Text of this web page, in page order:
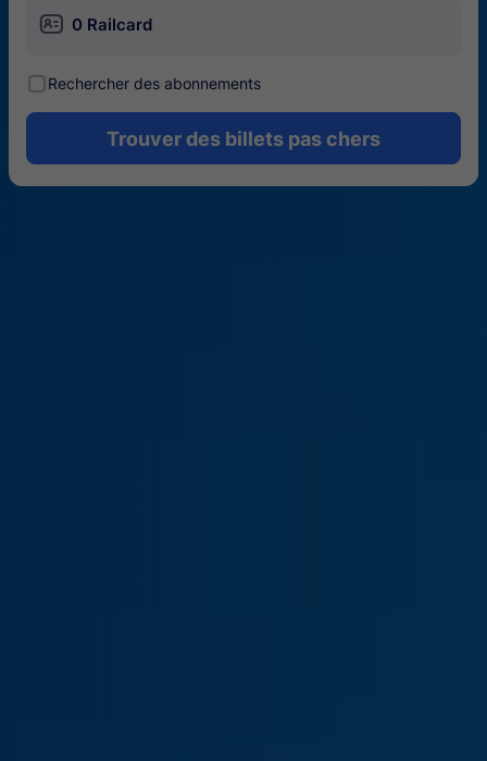
󱄝 0 Railcard
󰾋Rechercher des abonnements
Trouver des billets pas chers